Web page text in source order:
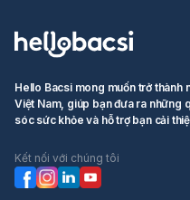
Hello Bacsi mong muốn trở thành
Việt Nam, giúp bạn đưa ra những
sóc sức khỏe và hỗ trợ bạn cải
Kết nối với chúng tôi